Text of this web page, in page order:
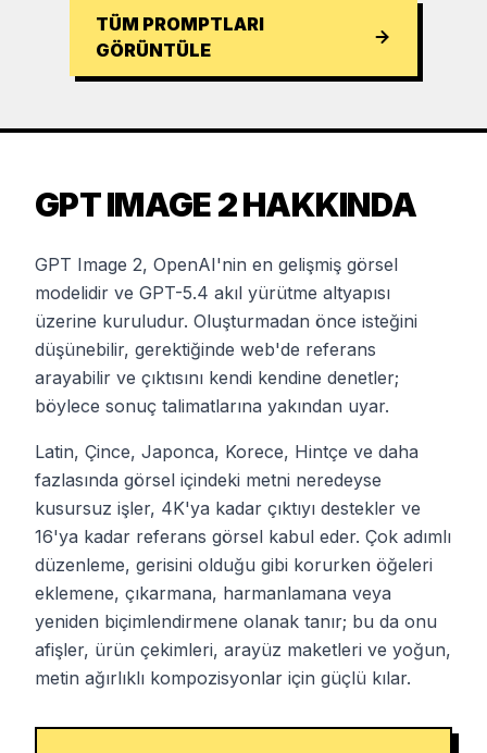
TÜM PROMPTLARI
GÖRÜNTÜLE
GPT IMAGE 2 HAKKINDA
GPT Image 2, OpenAI'nin en gelişmiş görsel
modelidir ve GPT-5.4 akıl yürütme altyapısı
üzerine kuruludur. Oluşturmadan önce isteğini
düşünebilir, gerektiğinde web'de referans
arayabilir ve çıktısını kendi kendine denetler;
böylece sonuç talimatlarına yakından uyar.
Latin, Çince, Japonca, Korece, Hintçe ve daha
fazlasında görsel içindeki metni neredeyse
kusursuz işler, 4K'ya kadar çıktıyı destekler ve
16'ya kadar referans görsel kabul eder. Çok adımlı
düzenleme, gerisini olduğu gibi korurken öğeleri
eklemene, çıkarmana, harmanlamana veya
yeniden biçimlendirmene olanak tanır; bu da onu
afişler, ürün çekimleri, arayüz maketleri ve yoğun,
metin ağırlıklı kompozisyonlar için güçlü kılar.